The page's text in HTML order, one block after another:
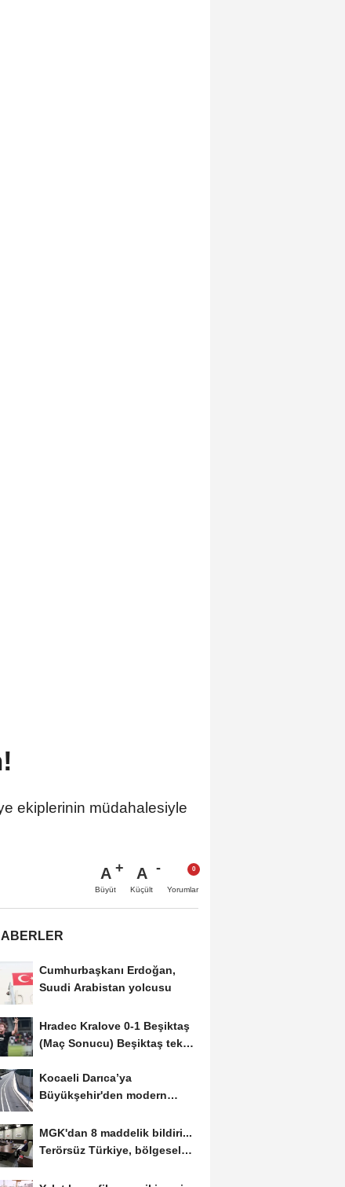
ekiplerinin müdahalesiyle
A
Büyüt
A
Küçült Yorumlar
Cumhurbaşkanı Erdoğan,
Suudi Arabistan yolcusu
Hradec Kralove 0-1 Beşiktaş
(Maç Sonucu) Beşiktaş tek
Kocaeli Darıca’ya
Büyükşehir'den modern
MGK'dan 8 maddelik bildiri...
Terörsüz Türkiye, bölgesel